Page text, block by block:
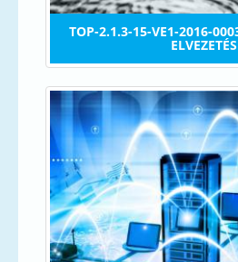
TOP-2.1.3-15-VE1-2016-
ELVEZETÉS